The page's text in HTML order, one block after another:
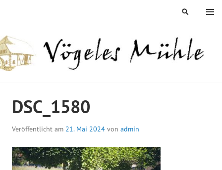
MENÜ
SUCHEN
DSC_1580
Veröffentlicht am 21. Mai 2024 von admin